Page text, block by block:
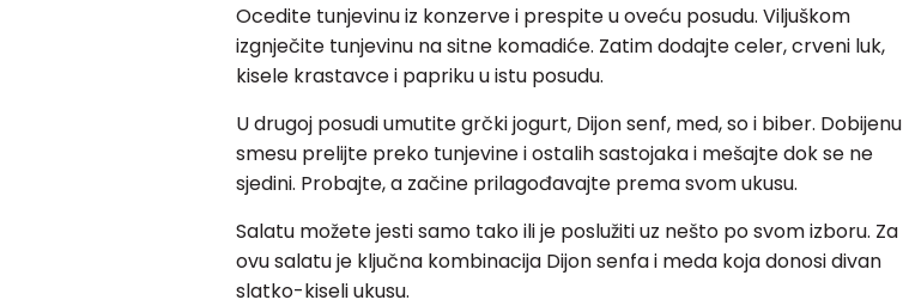
Ocedite tunjevinu iz konzerve i prespite u oveću posudu. Viljuškom
izgnječite tunjevinu na sitne komadiće. Zatim dodajte celer, crveni luk,
kisele krastavce i papriku u istu posudu.
U drugoj posudi umutite grčki jogurt, Dijon senf, med, so i biber. Dobijenu
smesu prelijte preko tunjevine i ostalih sastojaka i mešajte dok se ne
sjedini. Probajte, a začine prilagođavajte prema svom ukusu.
Salatu možete jesti samo tako ili je poslužiti uz nešto po svom izboru. Za
ovu salatu je ključna kombinacija Dijon senfa i meda koja donosi divan
slatko-kiseli ukusu.